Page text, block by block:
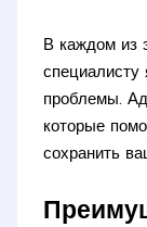
В каждом из
специалисту
проблемы.
которые
сохранить